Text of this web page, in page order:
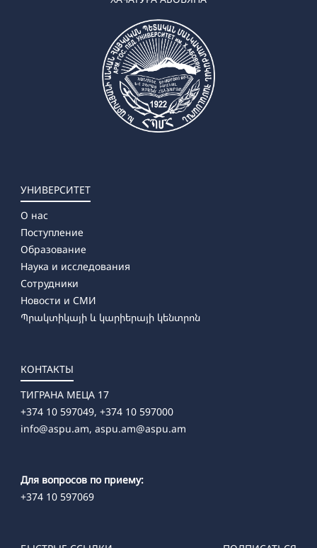
УНИВЕРСИТЕТ
О нас
Поступление
Образование
Наука и исследования
Сотрудники
Новости и СМИ
Պրակտիկայի և կարիերայի կենտրոն
КОНТАКТЫ
ТИГРАНА МЕЦА 17
+374 10 597049, +374 10 597000
info@aspu.am, aspu.am@aspu.am
Для вопросов по приему:
+374 10 597069